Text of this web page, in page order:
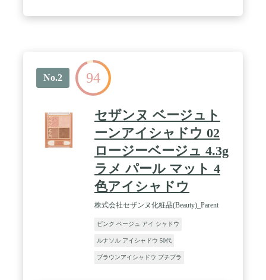
No.2 94
セザンヌ ベージュト
ーンアイシャドウ 02
ロージーベージュ 4.3g
ラメ パール マット 4
色アイシャドウ
株式会社セザンヌ化粧品(Beauty)_Parent
ピンク ベージュ アイ シャドウ
ルナソル アイシャドウ 50代
ブラウンアイシャドウ プチプラ